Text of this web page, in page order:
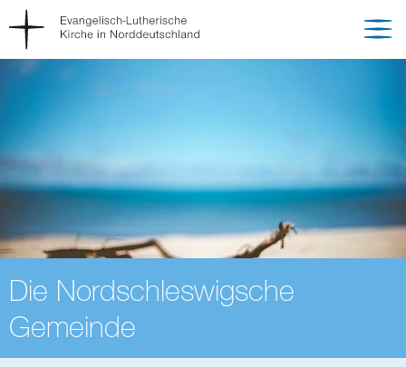
Die Nordschleswigsche
Gemeinde